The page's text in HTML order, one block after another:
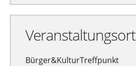
Veranstaltungsort
Bürger&KulturTreffpunkt